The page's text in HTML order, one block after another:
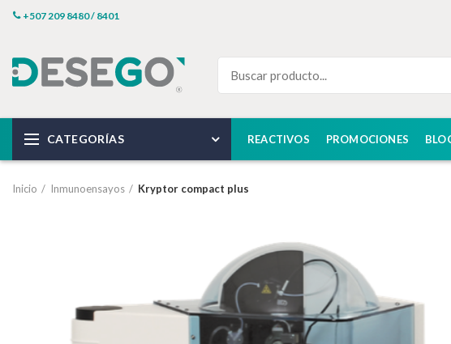
+507 209 8480 / 8401
CATEGORÍAS REACTIVOS PROMOCIONES
Inicio Inmunoensayos Kryptor compact plus